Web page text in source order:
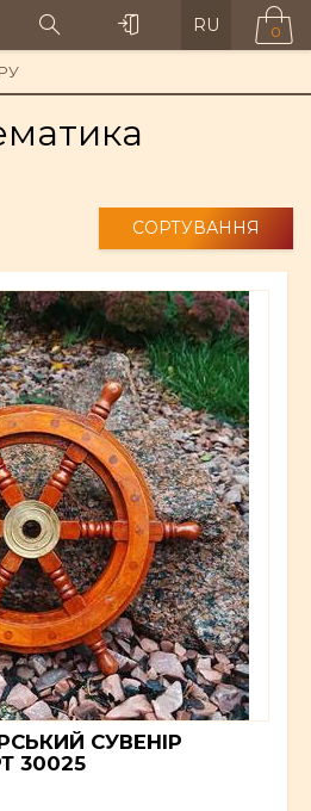
RU 0
СОРТУВАННЯ
СУВЕНІР
30025